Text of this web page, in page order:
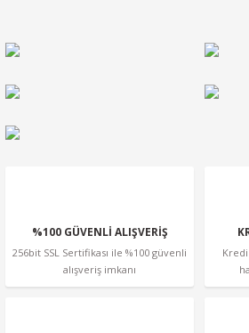
Ürün resmi kalitesiz, bozuk veya
Ürün açıklamasında eksik bilgiler
%100 GÜVENLİ ALIŞVERİŞ
256bit SSL Sertifikası ile %100 güvenli
alışveriş imkanı